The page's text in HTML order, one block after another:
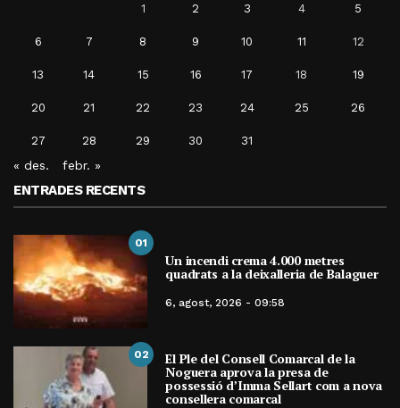
1 2 3 4 5
6 7 8 9 10 11 12
13 14 15 16 17 18 19
20 21 22 23 24 25 26
27 28 29 30 31
« des. febr. »
ENTRADES RECENTS
01
Un incendi crema 4.000 metres
quadrats a la deixalleria de Balaguer
6, agost, 2026 - 09:58
02 El Ple del Consell Comarcal de la
Noguera aprova la presa de
possessió d’Imma Sellart com a nova
consellera comarcal